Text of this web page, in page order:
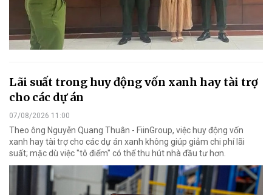
Lãi suất trong huy động vốn xanh hay tài trợ
cho các dự án
07/08/2026 11:00
Theo ông Nguyễn Quang Thuân - FiinGroup, việc huy động vốn
xanh hay tài trợ cho các dự án xanh không giúp giảm chi phí lãi
suất; mặc dù việc "tô điểm" có thể thu hút nhà đầu tư hơn.